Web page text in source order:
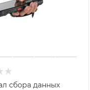
сбора данных